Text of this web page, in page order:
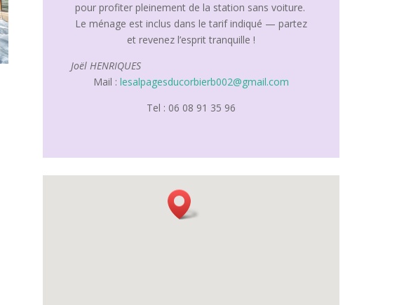
pour profiter pleinement de la station sans voiture.
Le ménage est inclus dans le tarif indiqué — partez
et revenez l’esprit tranquille !
Joël HENRIQUES
Mail :lesalpagesducorbierb002@gmail.com
Tel : 06 08 91 35 96